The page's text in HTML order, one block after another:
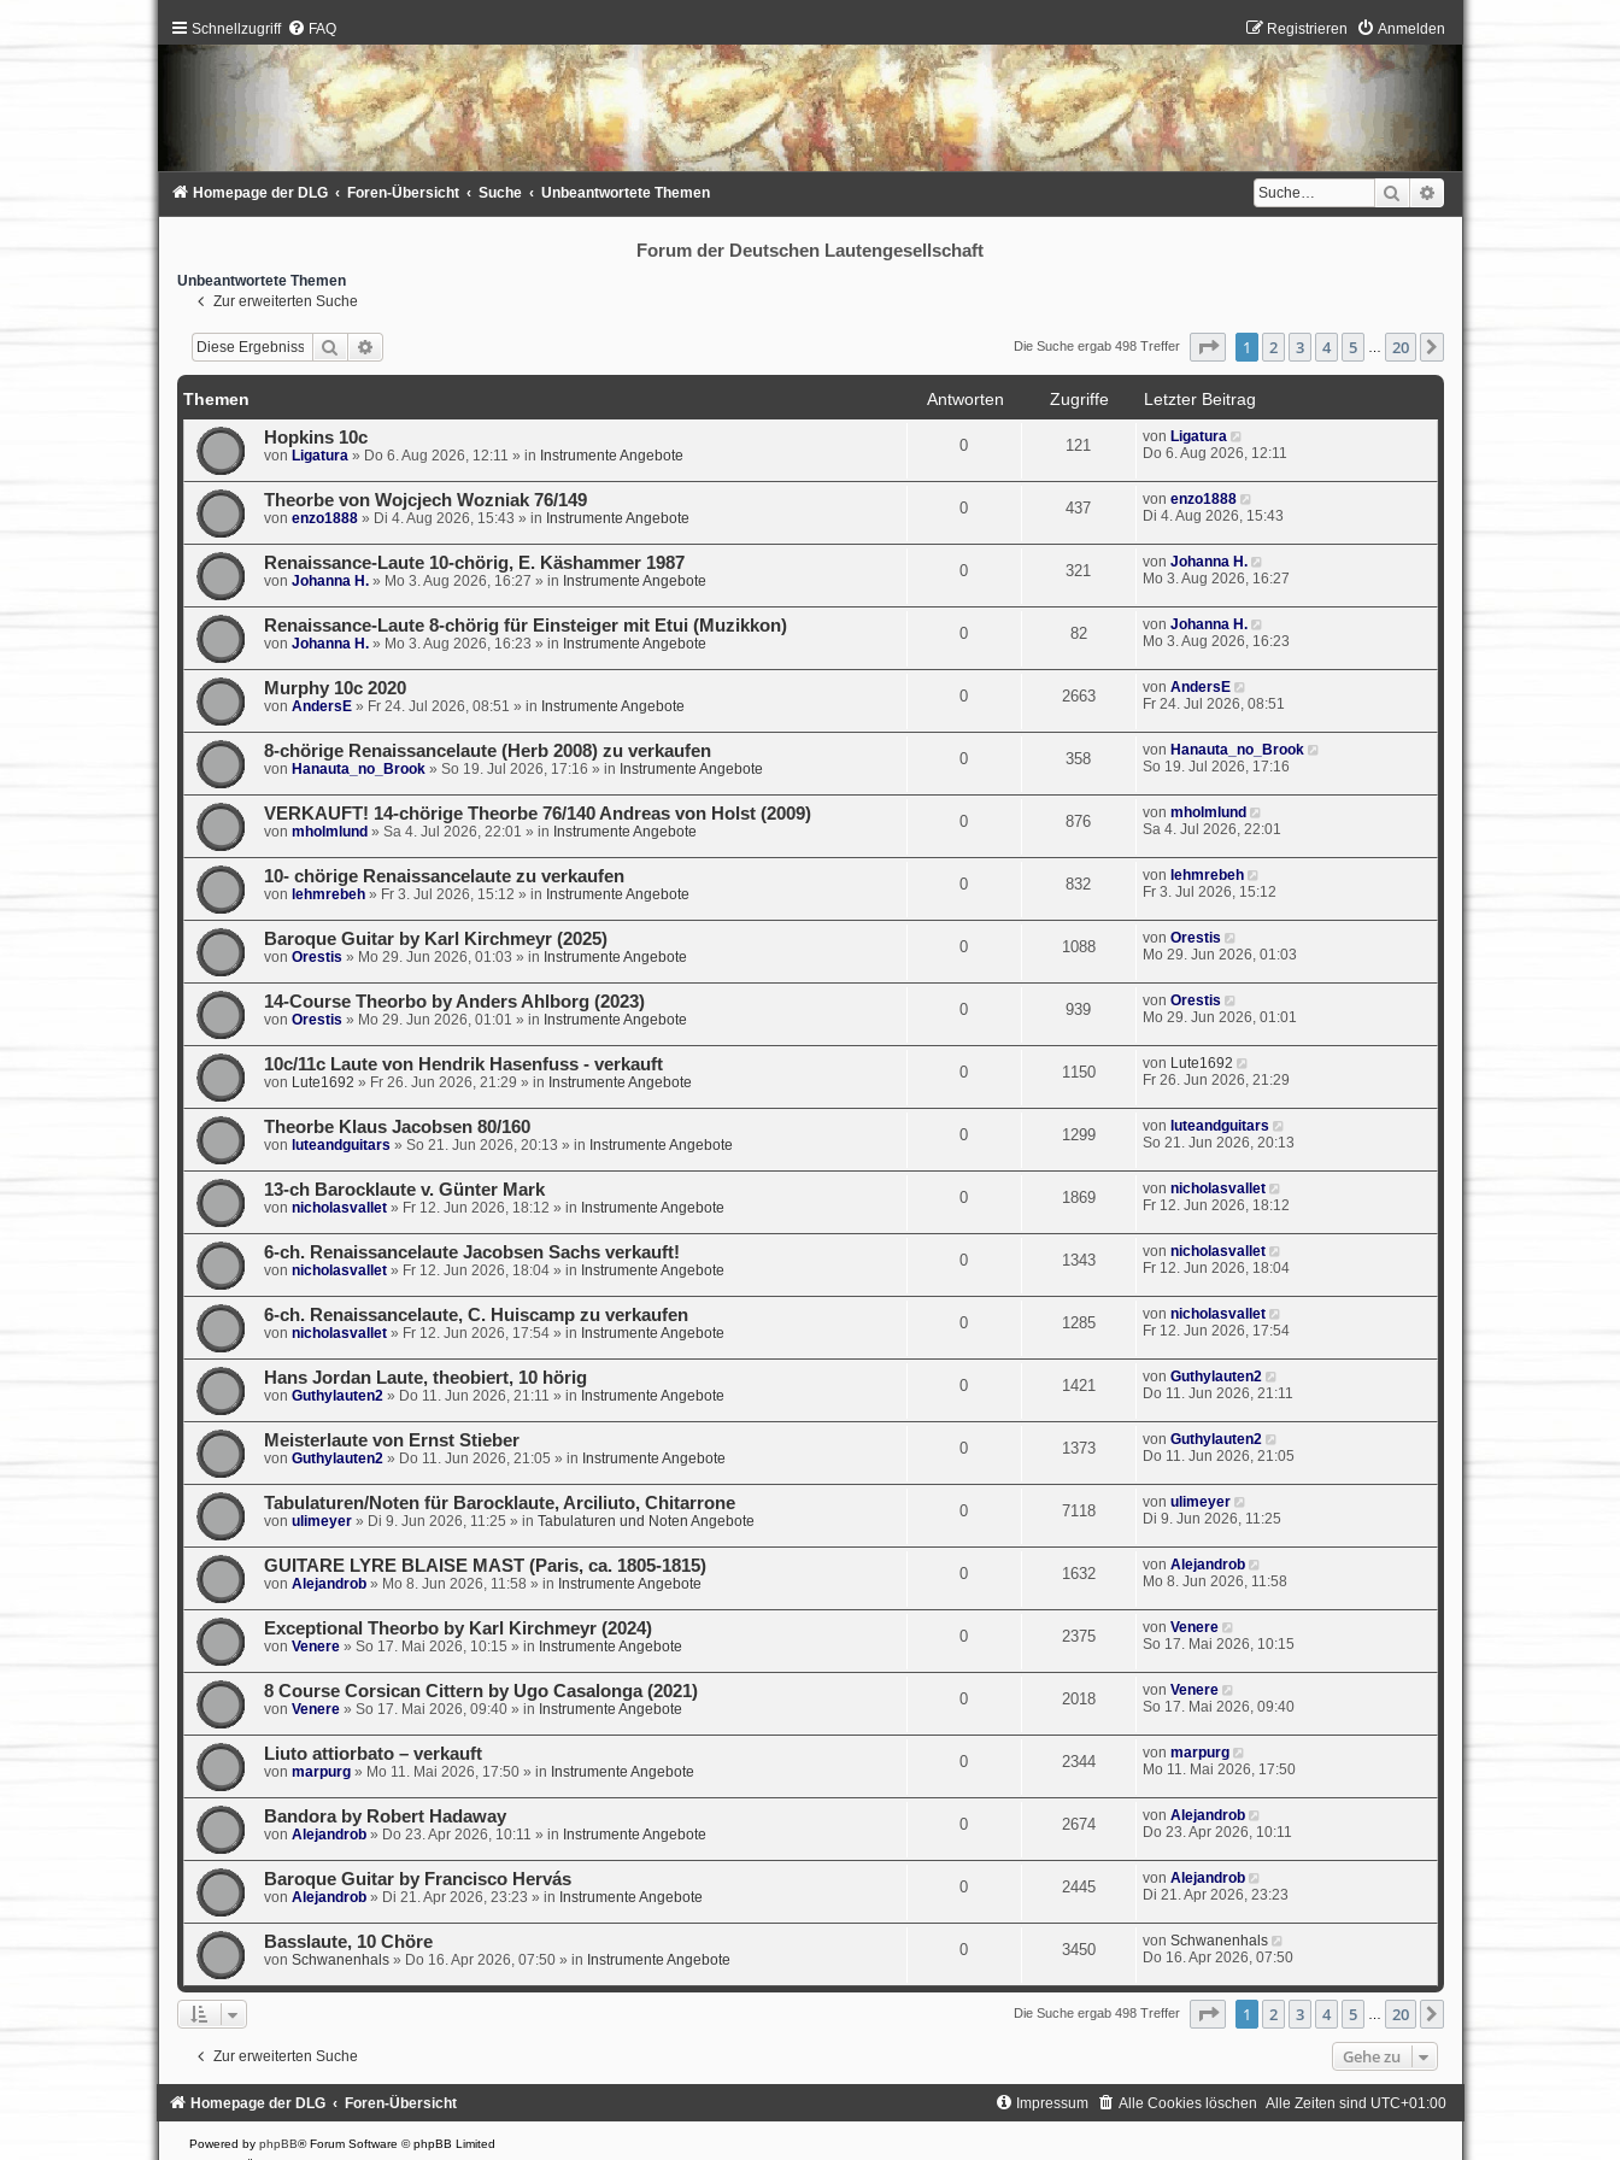
Schnellzugriff FAQ Anmelden
Registrieren
Suche
Homepage der DLG Foren-Übersicht Suche Unbeantwortete Themen
Forum der Deutschen Lautengesellschaft
Unbeantwortete Themen
Zur erweiterten Suche
Suche Die Suche ergab 498 Treffer Seite von20
1 2 3 4 5 20
Themen Antworten Zugriffe
Letzter Beitrag
Hopkins 10c
von Ligatura» Do 6. Aug 2026, 12:11 » in Instrumente Angebote
0 121 von Ligatura
Do 6. Aug 2026, 12:11
Theorbe von Wojcjech Wozniak 76/149
von enzo1888» Di 4. Aug 2026, 15:43 » in Instrumente Angebote
0 437 von enzo1888
Di 4. Aug 2026, 15:43
Renaissance-Laute 10-chörig, E. Käshammer 1987
von Johanna H.» Mo 3. Aug 2026, 16:27 » in Instrumente Angebote
0 321 von Johanna H.
Mo 3. Aug 2026, 16:27
Renaissance-Laute 8-chörig für Einsteiger mit Etui (Muzikkon)
von Johanna H.» Mo 3. Aug 2026, 16:23 » in Instrumente Angebote
0 82 von Johanna H.
Mo 3. Aug 2026, 16:23
Murphy 10c 2020
von AndersE» Fr 24. Jul 2026, 08:51 » in Instrumente Angebote
0 2663 von AndersE
Fr 24. Jul 2026, 08:51
8-chörige Renaissancelaute (Herb 2008) zu verkaufen
von Hanauta_no_Brook» So 19. Jul 2026, 17:16 » in Instrumente Angebote
0 358 von Hanauta_no_Brook
So 19. Jul 2026, 17:16
VERKAUFT! 14-chörige Theorbe 76/140 Andreas von Holst (2009)
von mholmlund» Sa 4. Jul 2026, 22:01 » in Instrumente Angebote
0 876 von mholmlund
Sa 4. Jul 2026, 22:01
10- chörige Renaissancelaute zu verkaufen
von lehmrebeh» Fr 3. Jul 2026, 15:12 » in Instrumente Angebote
0 832 von lehmrebeh
Fr 3. Jul 2026, 15:12
Baroque Guitar by Karl Kirchmeyr (2025)
von Orestis » Mo 29. Jun 2026, 01:03 » in Instrumente Angebote
0 1088 von Orestis
Mo 29. Jun 2026, 01:03
14-Course Theorbo by Anders Ahlborg (2023)
von Orestis » Mo 29. Jun 2026, 01:01 » in Instrumente Angebote
0 939 von Orestis
Mo 29. Jun 2026, 01:01
10c/11c Laute von Hendrik Hasenfuss - verkauft
von Lute1692 » Fr 26. Jun 2026, 21:29 » in Instrumente Angebote
0 1150 von Lute1692
Fr 26. Jun 2026, 21:29
Theorbe Klaus Jacobsen 80/160
von luteandguitars » So 21. Jun 2026, 20:13 » in Instrumente Angebote
0 1299 von luteandguitars
So 21. Jun 2026, 20:13
13-ch Barocklaute v. Günter Mark
von nicholasvallet» Fr 12. Jun 2026, 18:12 » in Instrumente Angebote
0 1869 von nicholasvallet
Fr 12. Jun 2026, 18:12
6-ch. Renaissancelaute Jacobsen Sachs verkauft!
von nicholasvallet» Fr 12. Jun 2026, 18:04» in Instrumente Angebote
0 1343 von nicholasvallet
Fr 12. Jun 2026, 18:04
6-ch. Renaissancelaute, C. Huiscamp zu verkaufen
von nicholasvallet» Fr 12. Jun 2026, 17:54» in Instrumente Angebote
0 1285 von nicholasvallet
Fr 12. Jun 2026, 17:54
Hans Jordan Laute, theobiert, 10 hörig
von Guthylauten2» Do 11. Jun 2026, 21:11 » in Instrumente Angebote
0 1421 von Guthylauten2
Do 11. Jun 2026, 21:11
Meisterlaute von Ernst Stieber
von Guthylauten2» Do 11. Jun 2026, 21:05 » in Instrumente Angebote
0 1373 von Guthylauten2
Do 11. Jun 2026, 21:05
Tabulaturen/Noten für Barocklaute, Arciliuto, Chitarrone
von ulimeyer» Di 9. Jun 2026, 11:25 » in Tabulaturen und Noten Angebote
0 7118 von ulimeyer
Di 9. Jun 2026, 11:25
GUITARE LYRE BLAISE MAST (Paris, ca. 1805-1815)
von Alejandrob» Mo 8. Jun 2026, 11:58 » in Instrumente Angebote
0 1632 von Alejandrob
Mo 8. Jun 2026, 11:58
Exceptional Theorbo by Karl Kirchmeyr (2024)
von Venere» So 17. Mai 2026, 10:15 » in Instrumente Angebote
0 2375 von Venere
So 17. Mai 2026, 10:15
8 Course Corsican Cittern by Ugo Casalonga (2021)
von Venere» So 17. Mai 2026, 09:40» in Instrumente Angebote
0 2018 von Venere
So 17. Mai 2026, 09:40
Liuto attiorbato – verkauft
von marpurg» Mo 11. Mai 2026, 17:50» in Instrumente Angebote
0 2344 von marpurg
Mo 11. Mai 2026, 17:50
Bandora by Robert Hadaway
von Alejandrob» Do 23. Apr 2026, 10:11 » in Instrumente Angebote
0 2674 von Alejandrob
Do 23. Apr 2026, 10:11
Baroque Guitar by Francisco Hervás
von Alejandrob» Di 21. Apr 2026, 23:23 » in Instrumente Angebote
0 2445 von Alejandrob
Di 21. Apr 2026, 23:23
Basslaute, 10 Chöre
von Schwanenhals» Do 16. Apr 2026, 07:50» in Instrumente Angebote
0 3450 von Schwanenhals
Do 16. Apr 2026, 07:50
Die Suche ergab 498 Treffer Seite von20
1 2 3 4 5 20
Zur erweiterten Suche Gehe zu
Homepage der DLG Foren-Übersicht Alle Zeiten sind UTC+01:00
Alle Cookies löschen
Impressum
Powered by phpBB® Forum Software © phpBB Limited